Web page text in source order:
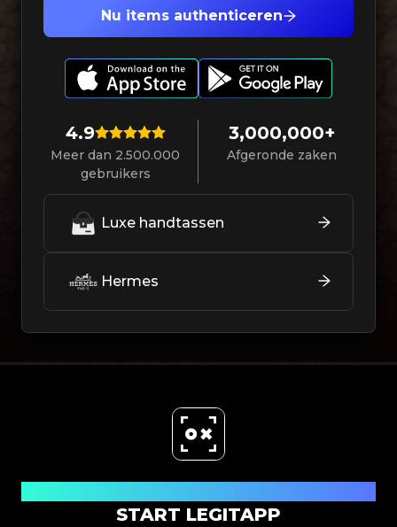
4.9
Meer dan 2.500.000
gebruikers
3,000,000+
Afgeronde zaken
Nu items authenticeren
Luxe handtassen
Hermes
START LEGITAPP